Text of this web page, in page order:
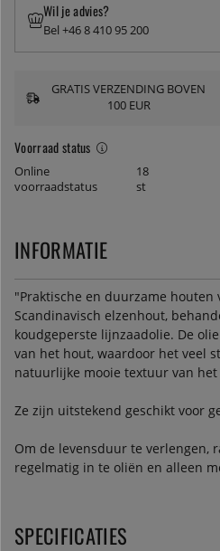
Voorraad status
Online
voorraadstatus
18
st
Wil je advies?
Bel +46 8 410 95 200
GRATIS VERZENDING BOVEN
100 EUR
INFORMATIE
"Praktische en duurzame houten
Scandinavisch elzenhout,
koudgeperste lijnzaadolie. De
van het hout, waardoor het veel
natuurlijke mooie textuur van
Ze zijn uitstekend geschikt voor
Om de levensduur te verlengen,
regelmatig in te oliën en alleen
SPECIFICATIES